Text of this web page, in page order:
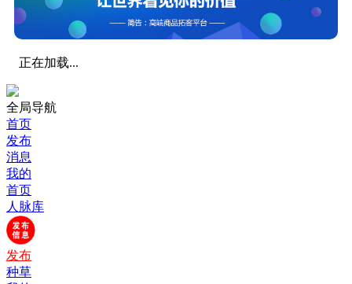
正在加载...
全局导航
首页
发布
消息
我的
首页
人脉库
发布
种草